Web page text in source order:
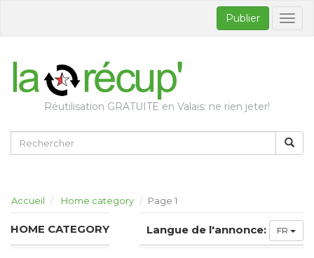
Publier
Réutilisation GRATUITE en Valais: ne rien jeter!
Accueil Home category Page 1
HOME CATEGORY Langue de l'annonce: FR